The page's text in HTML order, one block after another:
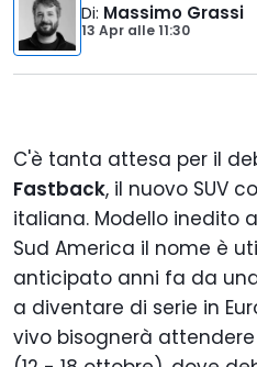
Di: Massimo Grassi
13 Apr alle11:30
C'è tanta attesa per il
Fastback, il nuovo SUV
italiana. Modello inedito
Sud America il nome è
anticipato anni fa da
a diventare di serie in
vivo bisognerà attendere